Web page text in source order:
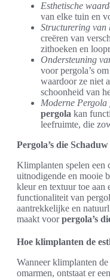
Esthetische
van elke tuin en
Structurering van
creëren van
zithoeken en
Ondersteuning
voor pergola’s
waardoor ze niet
schoonheid van
Moderne
pergola kan
leefruimte, die
Pergola’s die
Klimplanten spelen een
uitnodigende en mooie
kleur en textuur toe aan
functionaliteit van
aantrekkelijke en
maakt voorpergola’s
Hoe klimplanten de
Wanneer klimplanten
omarmen, ontstaat er